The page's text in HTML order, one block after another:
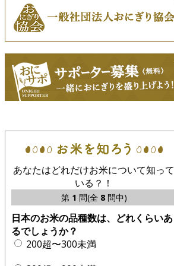
あなたはどれだけお米について知って
いる？！
第 1 問(全 8問中)
日本のお米の品種数は、どれくらいあ
るでしょうか？
200超〜300未満